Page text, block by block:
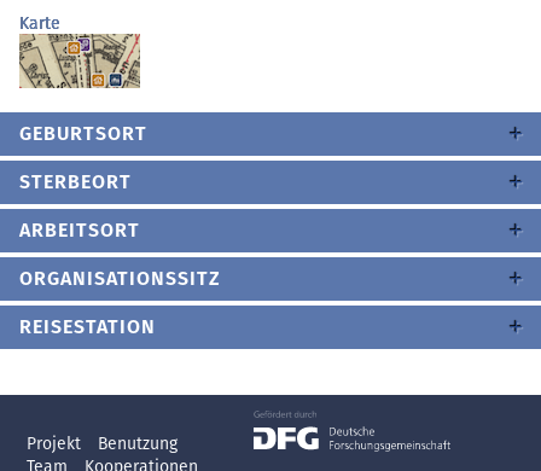
Karte
GEBURTSORT
STERBEORT
ARBEITSORT
ORGANISATIONSSITZ
REISESTATION
Projekt
Benutzung
Team
Kooperationen